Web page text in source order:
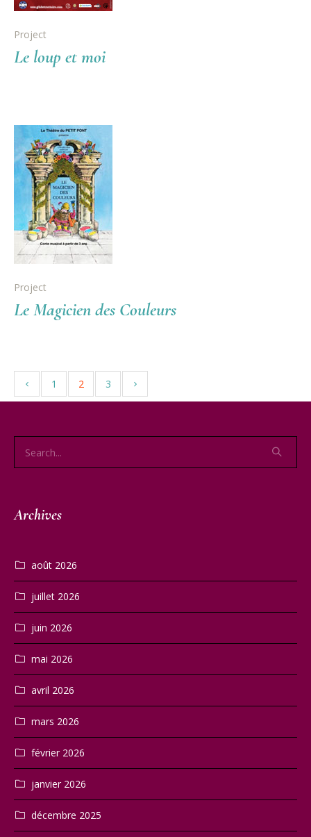
Project
Le loup et moi
Project
Le Magicien des Couleurs
1 2 3
Archives
août 2026
juillet 2026
juin 2026
mai 2026
avril 2026
mars 2026
février 2026
janvier 2026
décembre 2025